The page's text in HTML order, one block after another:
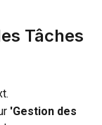
Tâches
'Gestion des